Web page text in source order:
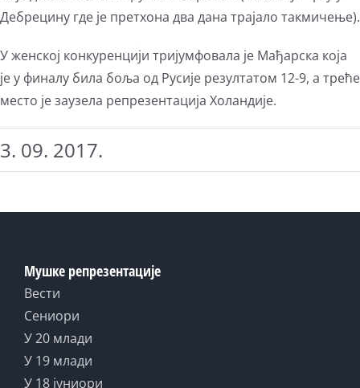
Дебрецину где је претхона два дана трајало такмичење).
У женској конкуренцији тријумфовала је Мађарска која
је у финалу била боља од Русије резултатом 12-9, а треће
место је заузела репрезентација Холандије.
3. 09. 2017.
Мушке репрезентације
Вести
Сениори
У 20 млади
У 19 млади
У 18 јуниори